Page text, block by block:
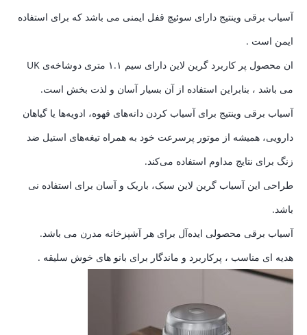
آسیاب برقی وینتیج دارای سوئیچ قفل ایمنی می باشد که برای استفاده
ایمن است .
ان محصول پر کاربرد گرین لاین دارای سیم ۱.۱ متری دوشاخه‌ی UK
می باشد ، بنابراین استفاده از آن بسیار آسان و لذت بخش است.
آسیاب برقی وینتیج برای آسیاب کردن دانه‌های قهوه، ادویه‌ها یا گیاهان
دارویی، همیشه از موتور پرسرعت خود به همراه تیغه‌های استیل ضد
زنگ برای نتایج مداوم استفاده می‌کند.
طراحی این آسیاب گرین لاین سبک، باریک و آسان برای استفاده نی
باشد.
آسیاب برقی محصولی ایده‌آل برای هر آشپزخانه مدرن می باشد.
هدیه ای مناسب ، پرکاربرد و ماندگار برای بانو های خوش سلیقه .